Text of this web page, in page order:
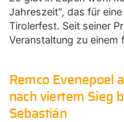
Jahreszeit", das für
Tirolerfest. Seit seiner
Veranstaltung zu
Remco Evenepoel
nach viertem Sieg
Sebastián